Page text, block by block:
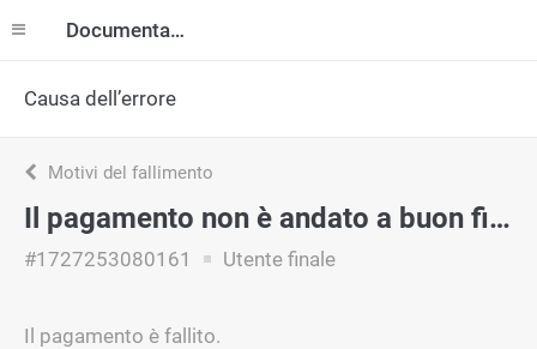
Documentazione
Causa dell’errore
Motivi del fallimento
Il pagamento non è andato a buon fine.
#1727253080161 Utente finale
Il pagamento è fallito.